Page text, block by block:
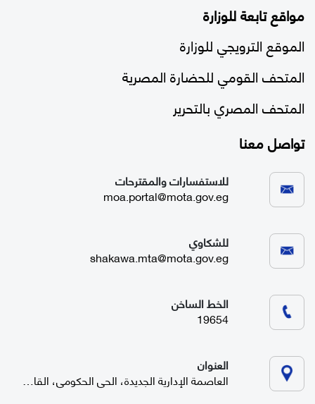
مواقع تابعة للوزارة
الموقع الترويجي للوزارة
المتحف القومي للحضارة المصرية
المتحف المصري بالتحرير
تواصل معنا
للاستفسارات والمقترحات
moa.portal@mota.gov.eg
للشكاوي
shakawa.mta@mota.gov.eg
الخط الساخن
19654
العنوان
العاصمة الإدارية الجديدة، الحي الحكومي، القاهرة